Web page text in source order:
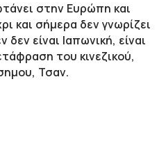
στην Ευρώπη και
και σήμερα δεν γνωρίζει
είναι Ιαπωνική, είναι
του κινεζικού,
Τσαν.